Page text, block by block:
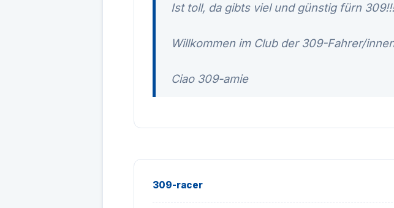
Ist toll, da gibts viel und günstig fürn
Willkommen im Club der 309-Fahrer/
Ciao 309-amie
309-racer